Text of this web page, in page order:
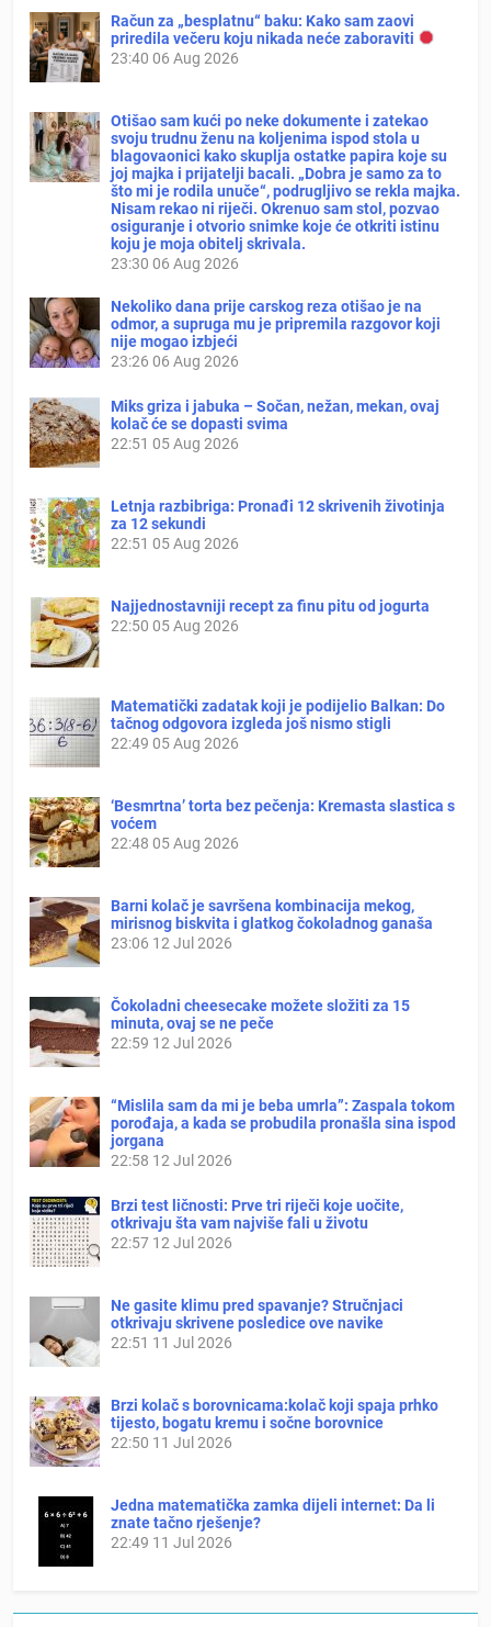
Račun za „besplatnu“ baku: Kako sam zaovi
priredila večeru koju nikada neće zaboraviti
23:40 06 Aug 2026
Otišao sam kući po neke dokumente i zatekao
svoju trudnu ženu na koljenima ispod stola u
blagovaonici kako skuplja ostatke papira koje su
joj majka i prijatelji bacali. „Dobra je samo za to
što mi je rodila unuče“, podrugljivo se rekla majka.
Nisam rekao ni riječi. Okrenuo sam stol, pozvao
osiguranje i otvorio snimke koje će otkriti istinu
koju je moja obitelj skrivala.
23:30 06 Aug 2026
Nekoliko dana prije carskog reza otišao je na
odmor, a supruga mu je pripremila razgovor koji
nije mogao izbjeći
23:26 06 Aug 2026
Miks griza i jabuka – Sočan, nežan, mekan, ovaj
kolač će se dopasti svima
22:51 05 Aug 2026
Letnja razbibriga: Pronađi 12 skrivenih životinja
za 12 sekundi
22:51 05 Aug 2026
Najjednostavniji recept za finu pitu od jogurta
22:50 05 Aug 2026
Matematički zadatak koji je podijelio Balkan: Do
tačnog odgovora izgleda još nismo stigli
22:49 05 Aug 2026
‘Besmrtna’ torta bez pečenja: Kremasta slastica s
voćem
22:48 05 Aug 2026
Barni kolač je savršena kombinacija mekog,
mirisnog biskvita i glatkog čokoladnog ganaša
23:06 12 Jul 2026
Čokoladni cheesecake možete složiti za 15
minuta, ovaj se ne peče
22:59 12 Jul 2026
“Mislila sam da mi je beba umrla”: Zaspala tokom
porođaja, a kada se probudila pronašla sina ispod
jorgana
22:58 12 Jul 2026
Brzi test ličnosti: Prve tri riječi koje uočite,
otkrivaju šta vam najviše fali u životu
22:57 12 Jul 2026
Ne gasite klimu pred spavanje? Stručnjaci
otkrivaju skrivene posledice ove navike
22:51 11 Jul 2026
Brzi kolač s borovnicama:kolač koji spaja prhko
tijesto, bogatu kremu i sočne borovnice
22:50 11 Jul 2026
Jedna matematička zamka dijeli internet: Da li
znate tačno rješenje?
22:49 11 Jul 2026